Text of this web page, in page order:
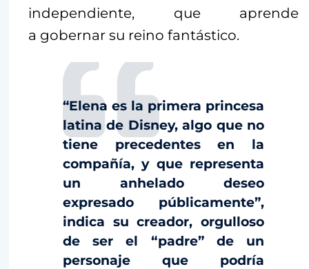
independiente, que aprende
a gobernar su reino fantástico.
“Elena es la primera princesa
latina de Disney, algo que no
tiene precedentes en la
compañía, y que representa
un anhelado deseo
expresado públicamente”,
indica su creador, orgulloso
de ser el “padre” de un
personaje que podría